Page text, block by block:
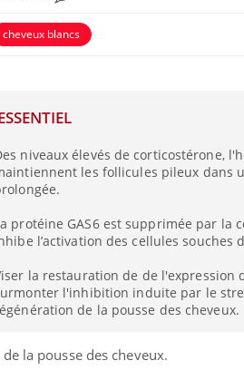
cheveux blancs
niveaux élevés de corticostérone,
les follicules pileux dans
protéine GAS6 est supprimée par la
l’activation des cellules souches
la restauration de de l'expression
l'inhibition induite par le
de la pousse des cheveux.
la pousse des cheveux.
troubles du sommeil
enfant est-il trop
empathique ?
jeunes enfants :
trousse à
pour les
?